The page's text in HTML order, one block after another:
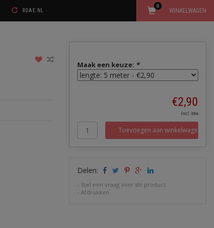
RDAE.NL WINKELWAGEN
0
Maak een keuze: *
€2,90
Incl. btw
Toevoegen aan winkelwagen
Delen:
- Stel een vraag over dit product
-Afdrukken